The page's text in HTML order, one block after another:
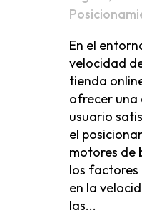
En el
velocidad
tienda
ofrecer una
usuario
el
motores de
los factores
en la
las...